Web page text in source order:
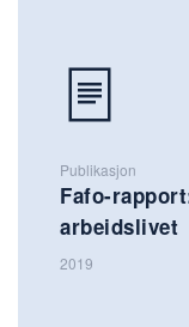
Publikasjon
Fafo-
arbeidslivet
2019